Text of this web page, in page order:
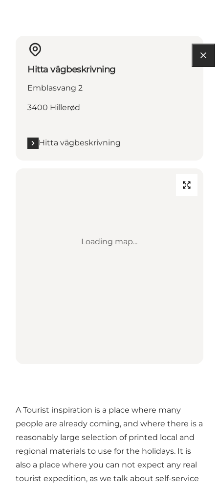
Hitta vägbeskrivning
Emblasvang 2
3400 Hillerød
Hitta vägbeskrivning
Loading map...
A Tourist inspiration is a place where many
people are already coming, and where there is a
reasonably large selection of printed local and
regional materials to use for the holidays. It is
also a place where you can not expect any real
tourist expedition, as we talk about self-service